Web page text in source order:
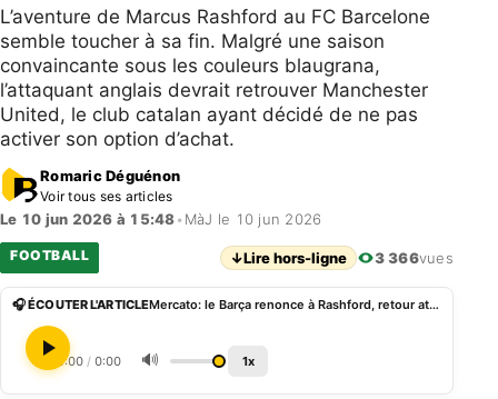
L’aventure de Marcus Rashford au FC Barcelone
semble toucher à sa fin. Malgré une saison
convaincante sous les couleurs blaugrana,
l’attaquant anglais devrait retrouver Manchester
United, le club catalan ayant décidé de ne pas
activer son option d’achat.
Romaric Déguénon
Voir tous ses articles
Le 10 jun 2026 à 15:48• MàJ le 10 jun 2026
FOOTBALL ↓Lire hors-ligne 3 366vues
🎧 ÉCOUTER L'ARTICLE Mercato: le Barça renonce à Rashford, retour attendu à Manchester United
0:00 / 0:00 🔊 1x